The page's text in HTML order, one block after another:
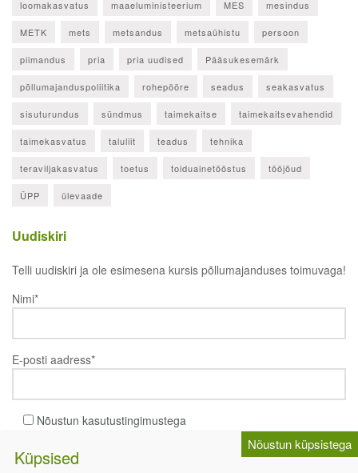
loomakasvatus maaeluministeerium MES mesindus
METK mets metsandus metsaühistu persoon
piimandus pria pria uudised Pääsukesemärk
põllumajanduspoliitika rohepööre seadus seakasvatus
sisuturundus sündmus taimekaitse taimekaitsevahendid
taimekasvatus taluliit teadus tehnika
teraviljakasvatus toetus toiduainetööstus tööjõud
ÜPP ülevaade
Uudiskiri
Telli uudiskiri ja ole esimesena kursis põllumajanduses toimuvaga!
Nimi*
E-posti aadress*
Nõustun kasutustingimustega